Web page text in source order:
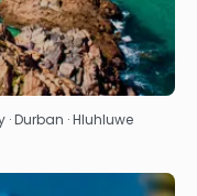
· Durban · Hluhluwe